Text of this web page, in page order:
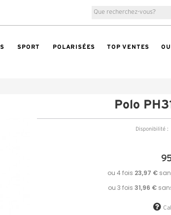
SPORT POLARISÉES TOP VENTES
Polo
Disponibilité :